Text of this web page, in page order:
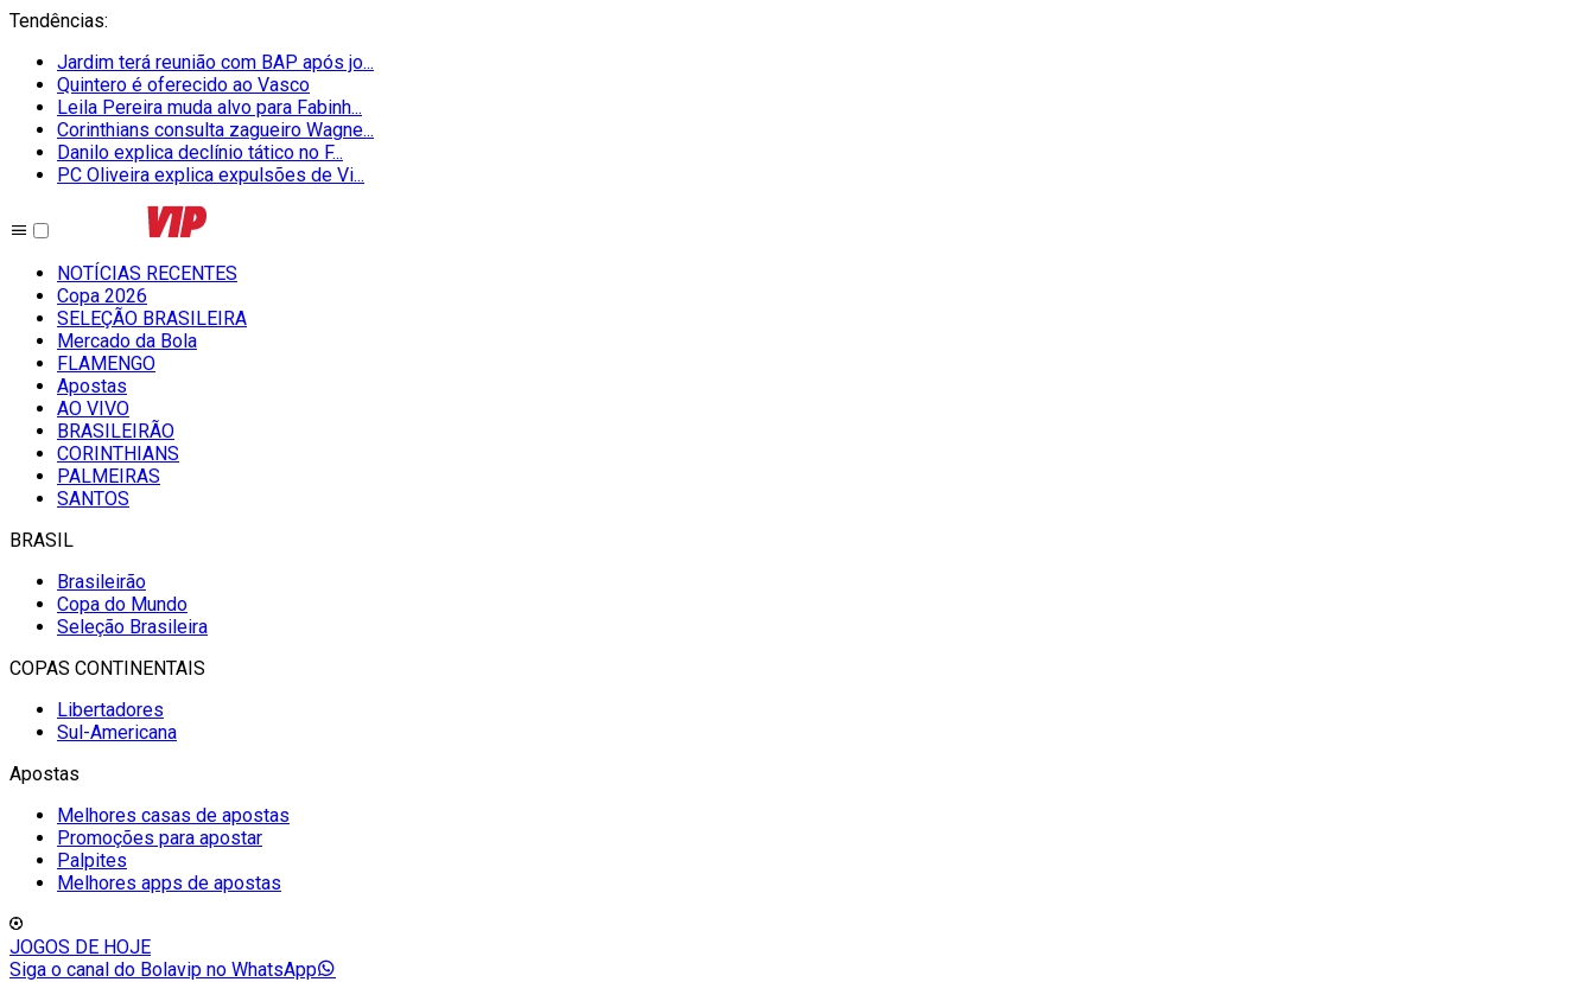
Tendências:
Jardim terá reunião com BAP após jo...
Quintero é oferecido ao Vasco
Leila Pereira muda alvo para Fabinh...
Corinthians consulta zagueiro Wagne...
Danilo explica declínio tático no F...
PC Oliveira explica expulsões de Vi...
NOTÍCIAS RECENTES
Copa 2026
SELEÇÃO BRASILEIRA
Mercado da Bola
FLAMENGO
Apostas
AO VIVO
BRASILEIRÃO
CORINTHIANS
PALMEIRAS
SANTOS
BRASIL
Brasileirão
Copa do Mundo
Seleção Brasileira
COPAS CONTINENTAIS
Libertadores
Sul-Americana
Apostas
Melhores casas de apostas
Promoções para apostar
Palpites
Melhores apps de apostas
JOGOS DE HOJE
Siga o canal do Bolavip no WhatsApp